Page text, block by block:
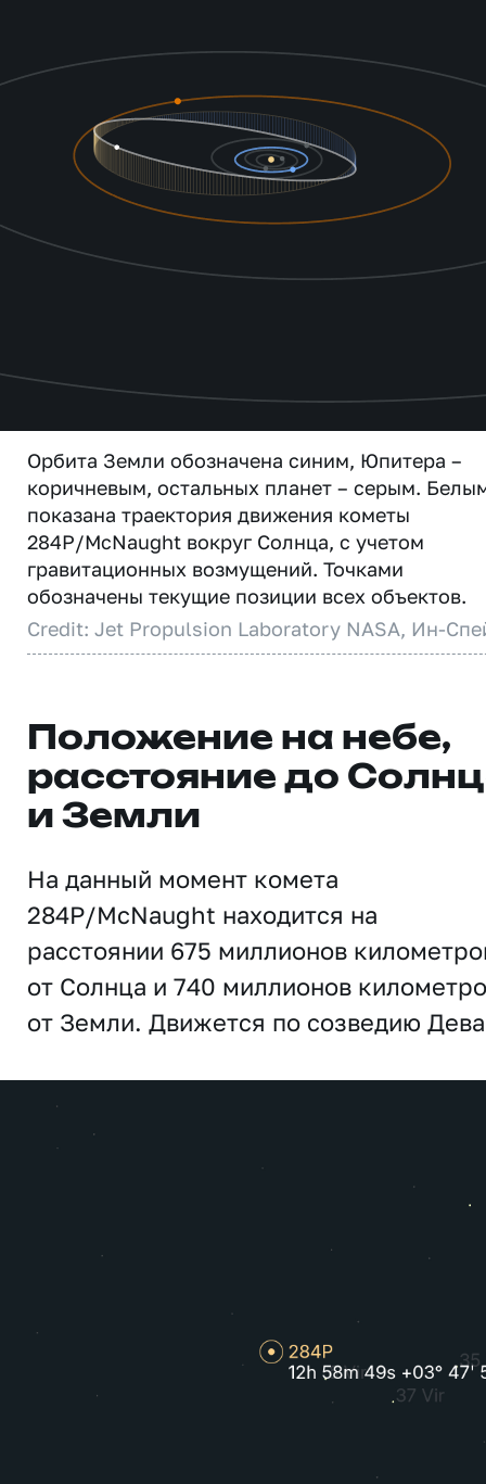
Орбита Земли обозначена синим, Юпитера –
коричневым, остальных планет – серым.
показана траектория движения кометы
284P/McNaught вокруг Солнца, с учетом
гравитационных возмущений. Точками
обозначены текущие позиции всех объектов.
Credit: Jet Propulsion Laboratory NASA, Ин-
Положение на небе,
расстояние до
и Земли
На данный момент комета
284P/McNaught находится на
расстоянии 675 миллионов
от Солнца и 740 миллионов
от Земли. Движется по созведию